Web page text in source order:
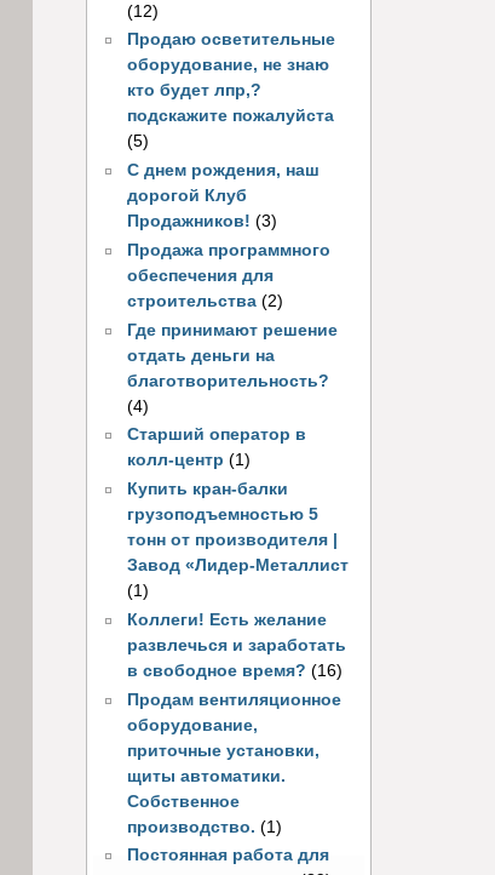
(12)
Продаю осветительные
оборудование, не знаю
кто будет лпр,?
подскажите пожалуйста
(5)
С днем рождения, наш
дорогой Клуб
Продажников! (3)
Продажа программного
обеспечения для
строительства (2)
Где принимают решение
отдать деньги на
благотворительность?
(4)
Старший оператор в
колл-центр (1)
Купить кран-балки
грузоподъемностью 5
тонн от производителя |
Завод «Лидер-Металлист
(1)
Коллеги! Есть желание
развлечься и заработать
в свободное время? (16)
Продам вентиляционное
оборудование,
приточные установки,
щиты автоматики.
Собственное
производство. (1)
Постоянная работа для